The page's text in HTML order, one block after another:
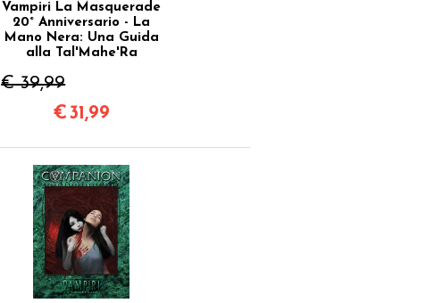
Vampiri La Masquerade
20° Anniversario - La
Mano Nera: Una Guida
alla Tal'Mahe'Ra
€ 39,99
€ 31,99